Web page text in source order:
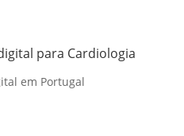
para Cardiologia
em Portugal